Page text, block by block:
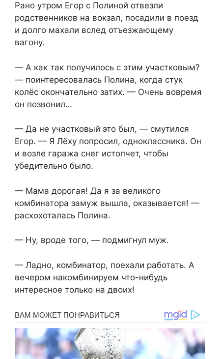
Рано утром Егор с Полиной отвезли
родственников на вокзал, посадили в поезд
и долго махали вслед отъезжающему
вагону.
— А как так получилось с этим участковым?
— поинтересовалась Полина, когда стук
колёс окончательно затих. — Очень вовремя
он позвонил…
— Да не участковый это был, — смутился
Егор. — Я Лёху попросил, одноклассника. Он
и возле гаража снег истопчет, чтобы
убедительно было.
— Мама дорогая! Да я за великого
комбинатора замуж вышла, оказывается! —
расхохоталась Полина.
— Ну, вроде того, — подмигнул муж.
— Ладно, комбинатор, поехали работать. А
вечером накомбинируем что-нибудь
интересное только на двоих!